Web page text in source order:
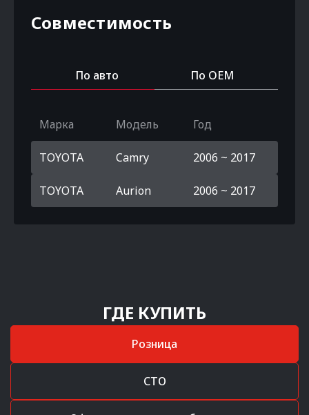
Совместимость
По авто По OEM
Марка Модель Год
TOYOTA Camry 2006 ~ 2017
TOYOTA Aurion 2006 ~ 2017
ГДЕ КУПИТЬ
Розница
СТО